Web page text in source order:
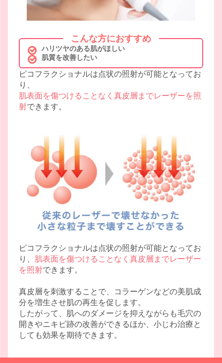
ピコフラクショナルは点状の照射が可能となってお
り、
肌表面を傷つけることなく真皮層までレーザーを照
射できます。
こんな方におすすめ
ハリツヤのある肌がほしい
肌質を改善したい
ピコフラクショナルは点状の照射が可能となってお
り、 肌表面を傷つけることなく真皮層までレーザー
を照射できます。
真皮層を刺激することで、コラーゲンなどの美肌成
分を増生させ肌の再生を促します。
したがって、肌へのダメージを抑えながらも毛穴の
開きやニキビ跡の改善ができるほか、小じわ治療と
しても効果を期待できます。